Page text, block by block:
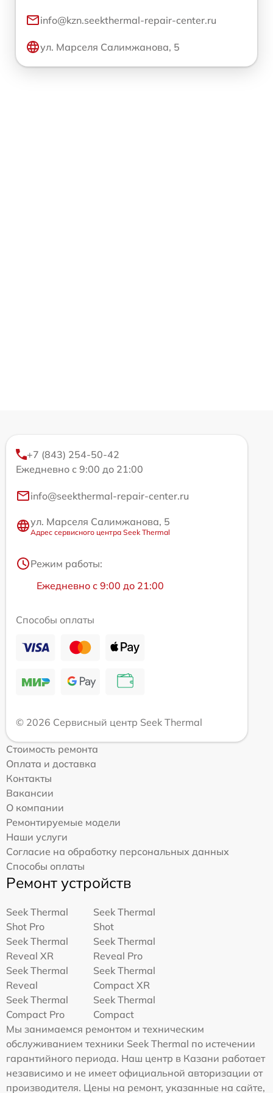
info@kzn.seekthermal-repair-center.ru
ул. Марселя Салимжанова, 5
+7 (843) 254-50-42
Ежедневно с 9:00 до 21:00
info@seekthermal-repair-center.ru
ул. Марселя Салимжанова, 5
Адрес сервисного центра Seek Thermal
Режим работы:
Ежедневно с 9:00 до 21:00
Способы оплаты
© 2026 Сервисный центр Seek Thermal
Стоимость ремонта
Оплата и доставка
Контакты
Вакансии
О компании
Ремонтируемые модели
Наши услуги
Согласие на обработку персональных данных
Способы оплаты
Ремонт устройств
Seek Thermal
Shot Pro
Seek Thermal
Shot
Seek Thermal
Reveal XR
Seek Thermal
Reveal Pro
Seek Thermal
Reveal
Seek Thermal
Compact XR
Seek Thermal
Compact Pro
Seek Thermal
Compact
Мы занимаемся ремонтом и техническим
обслуживанием техники Seek Thermal по истечении
гарантийного периода. Наш центр в Казани работает
независимо и не имеет официальной авторизации от
производителя. Цены на ремонт, указанные на сайте,